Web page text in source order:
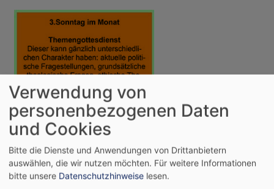
So, 16.8. 9:30 Uhr
Gottesdienst
Jakobskirche Mitwitz
Verwendung von
personenbezogenen Daten
und Cookies
Bitte die Dienste und Anwendungen von Drittanbietern
auswählen, die wir nutzen möchten. Für weitere Informationen
bitte unsere Datenschutzhinweise lesen.